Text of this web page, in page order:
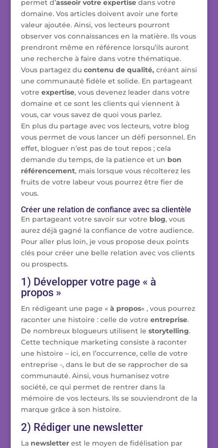
permet d’asseoir votre expertisedans votre
domaine. Vos articles doivent avoir une forte
valeur ajoutée. Ainsi, vos lecteurs pourront
observer vos connaissances en la matière. Ils vous
prendront même en référence lorsqu’ils auront
une recherche à faire dans votre thématique.
Vous partagez du contenu de qualité, créant ainsi
une communauté fidèle et solide. En partageant
votre expertise, vous devenez leader dans votre
domaine et ce sont les clients qui viennent à
vous, car vous savez de quoi vous parlez.
En plus du partage avec vos lecteurs, votre blog
vous permet de vous lancer un défi personnel. En
effet, bloguer n’est pas de tout repos ; cela
demande du temps, de la patience et un bon
référencement, mais lorsque vous récolterez les
fruits de votre labeur vous pourrez être fier de
vous.
Créer une relation de confiance avec sa clientèle
En partageant votre savoir sur votre blog, vous
aurez déjà gagné la confiance de votre audience.
Pour aller plus loin, je vous propose deux points
clés pour créer une belle relation avec vos clients
ou prospects.
1) Développer votre page « à
propos »
En rédigeant une page « à propos« , vous pourrez
raconter une histoire : celle de votre entreprise.
De nombreux blogueurs utilisent le storytelling.
Cette technique marketing consiste à raconter
une histoire – ici, en l’occurrence, celle de votre
entreprise -, dans le but de se rapprocher de sa
communauté. Ainsi, vous humanisez votre
société, ce qui permet de rentrer dans la
mémoire de vos lecteurs. Ils se souviendront de la
marque grâce à son histoire.
2) Rédiger une newsletter
La newsletterest le moyen de fidélisation par